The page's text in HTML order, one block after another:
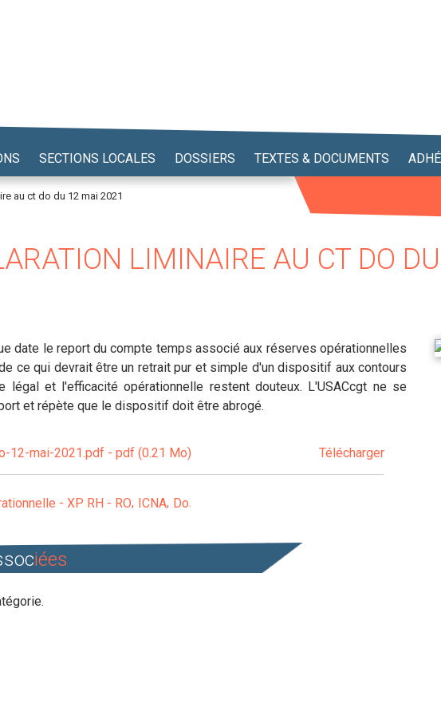
SECTIONS LOCALES DOSSIERS TEXTES & DOCUMENTS
au ct do du 12 mai 2021
LIMINAIRE AU CT DO
date le report du compte temps associé aux réserves opérationnelles
ce qui devrait être un retrait pur et simple d'un dispositif aux contours
légal et l'efficacité opérationnelle restent douteux. L'USACcgt ne se
et répète que le dispositif doit être abrogé.
12-mai-2021.pdf - pdf (0.21 Mo) Télécharger
- XP RH - RO ICNA Do
iées